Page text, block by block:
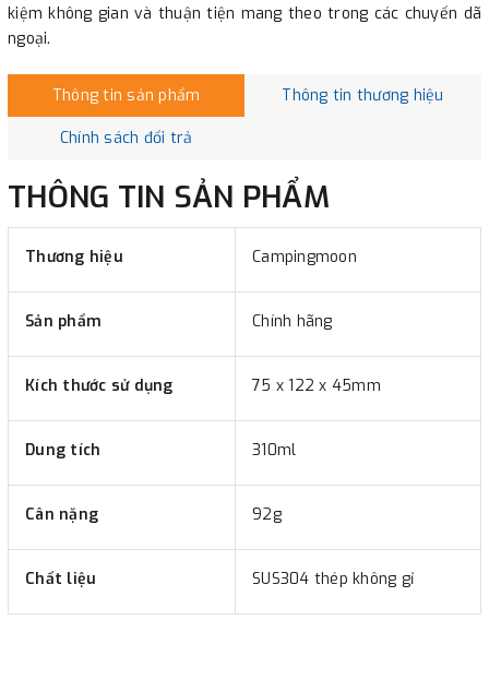
kiệm không gian và thuận tiện mang theo trong các chuyến dã
ngoại.
Thông tin sản phẩm Thông tin thương hiệu
Chính sách đổi trả
THÔNG TIN SẢN PHẨM
Thương hiệu Campingmoon
Sản phẩm Chính hãng
Kích thước sử dụng 75 x 122 x 45mm
Dung tích 310ml
Cân nặng 92g
Chất liệu SUS304 thép không gỉ